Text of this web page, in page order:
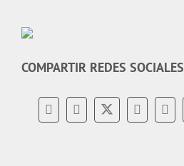
COMPARTIR REDES SOCIALES